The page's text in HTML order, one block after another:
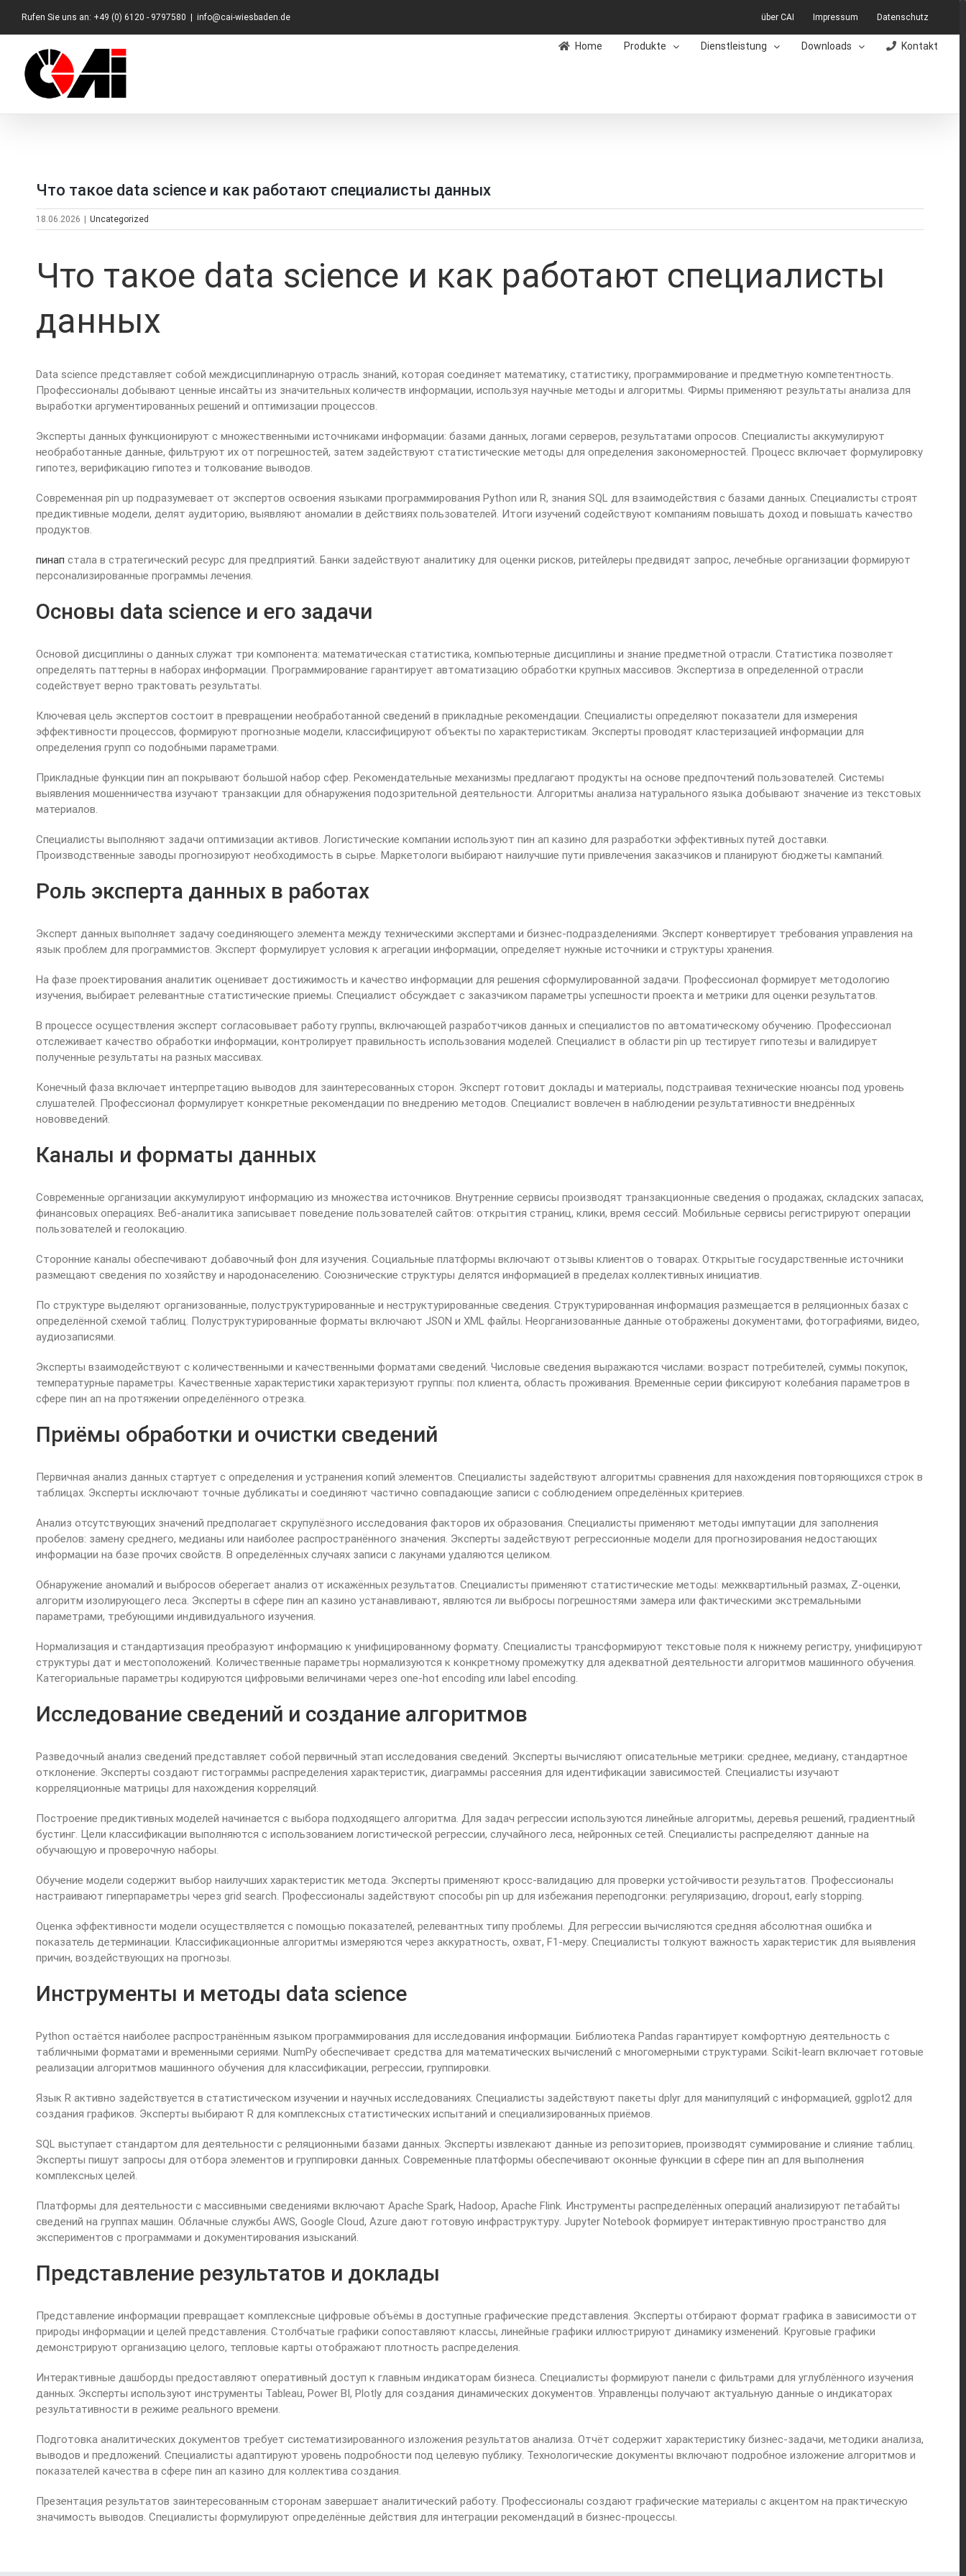
Inhalt
springen
Rufen Sie uns an: +49 (0) 6120 - 9797580 info@cai-wiesbaden.de über CAI Impressum Datenschutz
Home Produkte Dienstleistung Downloads Kontakt
Что такое data science и как работают специалисты данных
18.06.2026 Uncategorized
Что такое data science и как работают специалисты
данных
Data science представляет собой междисциплинарную отрасль знаний, которая соединяет математику, статистику, программирование и предметную компетентность.
Профессионалы добывают ценные инсайты из значительных количеств информации, используя научные методы и алгоритмы. Фирмы применяют результаты анализа для
выработки аргументированных решений и оптимизации процессов.
Эксперты данных функционируют с множественными источниками информации: базами данных, логами серверов, результатами опросов. Специалисты аккумулируют
необработанные данные, фильтруют их от погрешностей, затем задействуют статистические методы для определения закономерностей. Процесс включает формулировку
гипотез, верификацию гипотез и толкование выводов.
Современная pin up подразумевает от экспертов освоения языками программирования Python или R, знания SQL для взаимодействия с базами данных. Специалисты строят
предиктивные модели, делят аудиторию, выявляют аномалии в действиях пользователей. Итоги изучений содействуют компаниям повышать доход и повышать качество
продуктов.
пинап стала в стратегический ресурс для предприятий. Банки задействуют аналитику для оценки рисков, ритейлеры предвидят запрос, лечебные организации формируют
персонализированные программы лечения.
Основы data science и его задачи
Основой дисциплины о данных служат три компонента: математическая статистика, компьютерные дисциплины и знание предметной отрасли. Статистика позволяет
определять паттерны в наборах информации. Программирование гарантирует автоматизацию обработки крупных массивов. Экспертиза в определенной отрасли
содействует верно трактовать результаты.
Ключевая цель экспертов состоит в превращении необработанной сведений в прикладные рекомендации. Специалисты определяют показатели для измерения
эффективности процессов, формируют прогнозные модели, классифицируют объекты по характеристикам. Эксперты проводят кластеризацией информации для
определения групп со подобными параметрами.
Прикладные функции пин ап покрывают большой набор сфер. Рекомендательные механизмы предлагают продукты на основе предпочтений пользователей. Системы
выявления мошенничества изучают транзакции для обнаружения подозрительной деятельности. Алгоритмы анализа натурального языка добывают значение из текстовых
материалов.
Специалисты выполняют задачи оптимизации активов. Логистические компании используют пин ап казино для разработки эффективных путей доставки.
Производственные заводы прогнозируют необходимость в сырье. Маркетологи выбирают наилучшие пути привлечения заказчиков и планируют бюджеты кампаний.
Роль эксперта данных в работах
Эксперт данных выполняет задачу соединяющего элемента между техническими экспертами и бизнес-подразделениями. Эксперт конвертирует требования управления на
язык проблем для программистов. Эксперт формулирует условия к агрегации информации, определяет нужные источники и структуры хранения.
На фазе проектирования аналитик оценивает достижимость и качество информации для решения сформулированной задачи. Профессионал формирует методологию
изучения, выбирает релевантные статистические приемы. Специалист обсуждает с заказчиком параметры успешности проекта и метрики для оценки результатов.
В процессе осуществления эксперт согласовывает работу группы, включающей разработчиков данных и специалистов по автоматическому обучению. Профессионал
отслеживает качество обработки информации, контролирует правильность использования моделей. Специалист в области pin up тестирует гипотезы и валидирует
полученные результаты на разных массивах.
Конечный фаза включает интерпретацию выводов для заинтересованных сторон. Эксперт готовит доклады и материалы, подстраивая технические нюансы под уровень
слушателей. Профессионал формулирует конкретные рекомендации по внедрению методов. Специалист вовлечен в наблюдении результативности внедрённых
нововведений.
Каналы и форматы данных
Современные организации аккумулируют информацию из множества источников. Внутренние сервисы производят транзакционные сведения о продажах, складских запасах,
финансовых операциях. Веб-аналитика записывает поведение пользователей сайтов: открытия страниц, клики, время сессий. Мобильные сервисы регистрируют операции
пользователей и геолокацию.
Сторонние каналы обеспечивают добавочный фон для изучения. Социальные платформы включают отзывы клиентов о товарах. Открытые государственные источники
размещают сведения по хозяйству и народонаселению. Союзнические структуры делятся информацией в пределах коллективных инициатив.
По структуре выделяют организованные, полуструктурированные и неструктурированные сведения. Структурированная информация размещается в реляционных базах с
определённой схемой таблиц. Полуструктурированные форматы включают JSON и XML файлы. Неорганизованные данные отображены документами, фотографиями, видео,
аудиозаписями.
Эксперты взаимодействуют с количественными и качественными форматами сведений. Числовые сведения выражаются числами: возраст потребителей, суммы покупок,
температурные параметры. Качественные характеристики характеризуют группы: пол клиента, область проживания. Временные серии фиксируют колебания параметров в
сфере пин ап на протяжении определённого отрезка.
Приёмы обработки и очистки сведений
Первичная анализ данных стартует с определения и устранения копий элементов. Специалисты задействуют алгоритмы сравнения для нахождения повторяющихся строк в
таблицах. Эксперты исключают точные дубликаты и соединяют частично совпадающие записи с соблюдением определённых критериев.
Анализ отсутствующих значений предполагает скрупулёзного исследования факторов их образования. Специалисты применяют методы импутации для заполнения
пробелов: замену среднего, медианы или наиболее распространённого значения. Эксперты задействуют регрессионные модели для прогнозирования недостающих
информации на базе прочих свойств. В определённых случаях записи с лакунами удаляются целиком.
Обнаружение аномалий и выбросов оберегает анализ от искажённых результатов. Специалисты применяют статистические методы: межквартильный размах, Z-оценки,
алгоритм изолирующего леса. Эксперты в сфере пин ап казино устанавливают, являются ли выбросы погрешностями замера или фактическими экстремальными
параметрами, требующими индивидуального изучения.
Нормализация и стандартизация преобразуют информацию к унифицированному формату. Специалисты трансформируют текстовые поля к нижнему регистру, унифицируют
структуры дат и местоположений. Количественные параметры нормализуются к конкретному промежутку для адекватной деятельности алгоритмов машинного обучения.
Категориальные параметры кодируются цифровыми величинами через one-hot encoding или label encoding.
Исследование сведений и создание алгоритмов
Разведочный анализ сведений представляет собой первичный этап исследования сведений. Эксперты вычисляют описательные метрики: среднее, медиану, стандартное
отклонение. Эксперты создают гистограммы распределения характеристик, диаграммы рассеяния для идентификации зависимостей. Специалисты изучают
корреляционные матрицы для нахождения корреляций.
Построение предиктивных моделей начинается с выбора подходящего алгоритма. Для задач регрессии используются линейные алгоритмы, деревья решений, градиентный
бустинг. Цели классификации выполняются с использованием логистической регрессии, случайного леса, нейронных сетей. Специалисты распределяют данные на
обучающую и проверочную наборы.
Обучение модели содержит выбор наилучших характеристик метода. Эксперты применяют кросс-валидацию для проверки устойчивости результатов. Профессионалы
настраивают гиперпараметры через grid search. Профессионалы задействуют способы pin up для избежания переподгонки: регуляризацию, dropout, early stopping.
Оценка эффективности модели осуществляется с помощью показателей, релевантных типу проблемы. Для регрессии вычисляются средняя абсолютная ошибка и
показатель детерминации. Классификационные алгоритмы измеряются через аккуратность, охват, F1-меру. Специалисты толкуют важность характеристик для выявления
причин, воздействующих на прогнозы.
Инструменты и методы data science
Python остаётся наиболее распространённым языком программирования для исследования информации. Библиотека Pandas гарантирует комфортную деятельность с
табличными форматами и временными сериями. NumPy обеспечивает средства для математических вычислений с многомерными структурами. Scikit-learn включает готовые
реализации алгоритмов машинного обучения для классификации, регрессии, группировки.
Язык R активно задействуется в статистическом изучении и научных исследованиях. Специалисты задействуют пакеты dplyr для манипуляций с информацией, ggplot2 для
создания графиков. Эксперты выбирают R для комплексных статистических испытаний и специализированных приёмов.
SQL выступает стандартом для деятельности с реляционными базами данных. Эксперты извлекают данные из репозиториев, производят суммирование и слияние таблиц.
Эксперты пишут запросы для отбора элементов и группировки данных. Современные платформы обеспечивают оконные функции в сфере пин ап для выполнения
комплексных целей.
Платформы для деятельности с массивными сведениями включают Apache Spark, Hadoop, Apache Flink. Инструменты распределённых операций анализируют петабайты
сведений на группах машин. Облачные службы AWS, Google Cloud, Azure дают готовую инфраструктуру. Jupyter Notebook формирует интерактивную пространство для
экспериментов с программами и документирования изысканий.
Представление результатов и доклады
Представление информации превращает комплексные цифровые объёмы в доступные графические представления. Эксперты отбирают формат графика в зависимости от
природы информации и целей представления. Столбчатые графики сопоставляют классы, линейные графики иллюстрируют динамику изменений. Круговые графики
демонстрируют организацию целого, тепловые карты отображают плотность распределения.
Интерактивные дашборды предоставляют оперативный доступ к главным индикаторам бизнеса. Специалисты формируют панели с фильтрами для углублённого изучения
данных. Эксперты используют инструменты Tableau, Power BI, Plotly для создания динамических документов. Управленцы получают актуальную данные о индикаторах
результативности в режиме реального времени.
Подготовка аналитических документов требует систематизированного изложения результатов анализа. Отчёт содержит характеристику бизнес-задачи, методики анализа,
выводов и предложений. Специалисты адаптируют уровень подробности под целевую публику. Технологические документы включают подробное изложение алгоритмов и
показателей качества в сфере пин ап казино для коллектива создания.
Презентация результатов заинтересованным сторонам завершает аналитический работу. Профессионалы создают графические материалы с акцентом на практическую
значимость выводов. Специалисты формулируют определённые действия для интеграции рекомендаций в бизнес-процессы.